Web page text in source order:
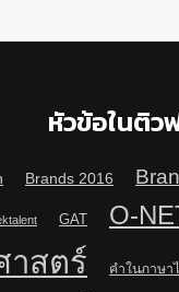
หัวข้อในติว
Brands 2016
GAT O-
สตร์ คำในภาษา